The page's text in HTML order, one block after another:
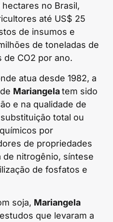
no Brasil,
até US$ 25
de insumos e
de toneladas de
de CO2 por ano.
atua desde 1982, a
Mariangelatem sido
e na qualidade de
total ou
por
de propriedades
de nitrogênio, síntese
de fosfatos e
soja, Mariangela
que levaram a